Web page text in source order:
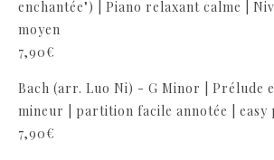
enchantée") | Piano relaxant calme |
moyen
7,90€
Bach (arr. Luo Ni) - G Minor | Prélude
mineur | partition facile annotée | easy
7,90€